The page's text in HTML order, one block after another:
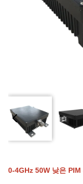
0-4GHz 50W 낮은